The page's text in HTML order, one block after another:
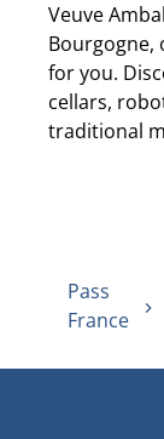
Veuve
for you.
cellars,
traditional
Pass
France